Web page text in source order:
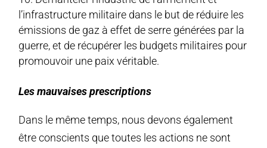
l’infrastructure militaire dans le but de réduire les
émissions de gaz à effet de serre générées par la
guerre, et de récupérer les budgets militaires pour
promouvoir une paix véritable.
Les mauvaises prescriptions
Dans le même temps, nous devons également
être conscients que toutes les actions ne sont